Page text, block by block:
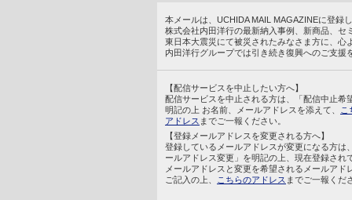
本メールは、UCHIDA MAIL MAGAZINEに登録
株式会社内田洋行の最新納入事例、新商品、
東日本大震災にて被災されたみなさま方に、心
内田洋行グループでは引き続き復興へのご支援
【配信サービスを中止したい方へ】
配信サービスを中止される方は、「配信中止希
明記の上 お名前、メールアドレスを添えて、
こ
アドレス までご一報ください。
【登録メールアドレスを変更される方へ】
登録しているメールアドレスが変更になる方は
ールアドレス変更」を明記の上、現在登録され
メールアドレスと変更を希望されるメールアド
ご記入の上、
こちらのアドレス までご一報くだ